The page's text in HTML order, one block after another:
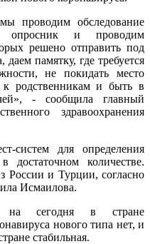
проводим обследование
опросник и проводим
решено отправить под
памятку, где требуется
не покидать место
к родственникам и быть в
- сообщила главный
здравоохранения
систем для определения
достаточном количестве.
России и Турции, согласно
Исмаилова.
на сегодня в стране
нового типа нет, и
стабильная.